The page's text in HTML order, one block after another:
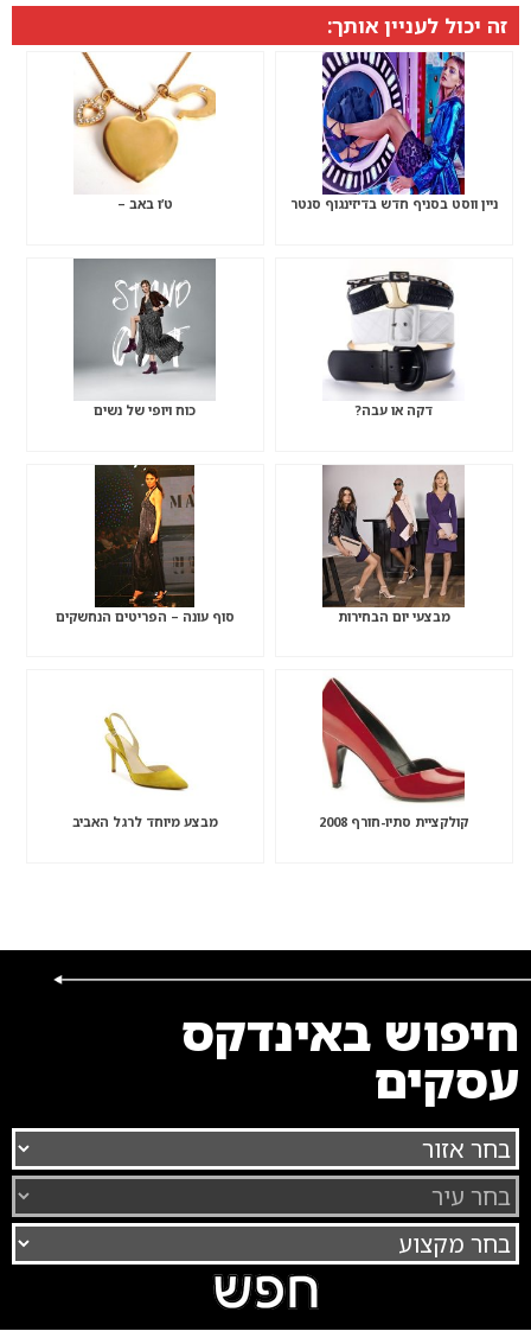
זה יכול לעניין אותך:
ניין ווסט בסניף חדש בדיזינגוף סנטר ט’ו באב –
דקה או עבה? כוח ויופי של נשים
מבצעי יום הבחירות סוף עונה – הפריטים הנחשקים
קולקציית סתיו-חורף 2008 מבצע מיוחד לרגל האביב
חיפוש באינדקס
עסקים